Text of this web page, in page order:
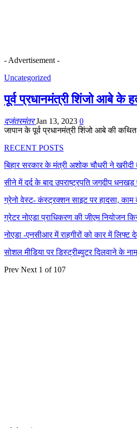
- Advertisement -
Uncategorized
पूर्व प्रधानमंत्री शिंजो आबे के
दजंतरमंतरJan 13, 2023 0
जापान के पूर्व प्रधानमंत्री शिंजो आबे की
RECENT POSTS
बिहार सरकार के मंत्री अशोक चौधरी ने
सीने में दर्द के बाद उपराष्ट्रपति जगदीप धनखड़
ग्रेनो वेस्ट- कंस्ट्रक्शन साइट पर हादसा,
ग्रेटर नोएडा प्राधिकरण की जीएम नियोजन
नोएडा -एनसीआर में राहगीरों को कार में
सोशल मीडिया पर डिस्ट्रीब्युटर दिलवाने के
Prev Next 1 of 107